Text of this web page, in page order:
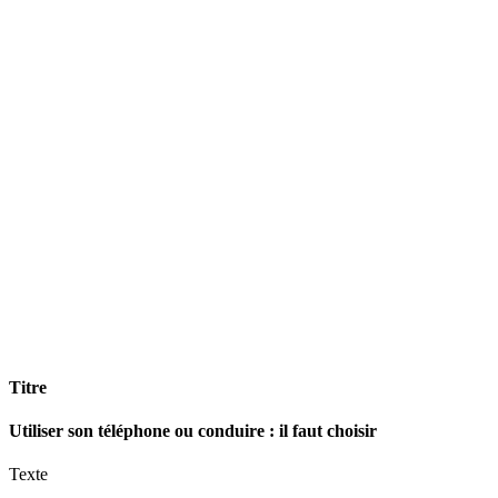
Titre
Utiliser son téléphone ou conduire : il faut choisir
Texte